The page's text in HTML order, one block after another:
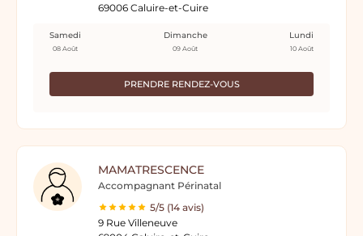
69006 Caluire-et-Cuire
PRENDRE RENDEZ-VOUS
Samedi
08 Août
Dimanche
09 Août
Lundi
10 Août
MAMATRESCENCE
Accompagnant Périnatal
5/5 (14 avis)
9 Rue Villeneuve